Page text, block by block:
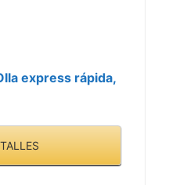
express rápida,